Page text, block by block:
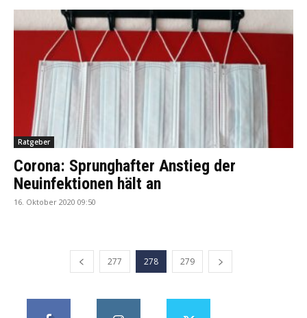
Ratgeber
Corona: Sprunghafter Anstieg der
Neuinfektionen hält an
16. Oktober 2020 09:50
277 278 279